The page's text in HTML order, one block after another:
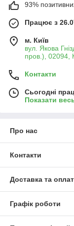
93%
Працює з
м. Київ
вул. Якова
пров.), 02094,
Контакти
Сьогодні
Показати
Про нас
Контакти
Доставка та
Графік роботи